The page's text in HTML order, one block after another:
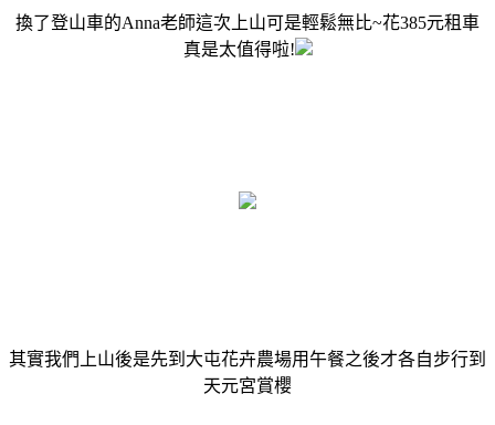
換了登山車的Anna老師這次上山可是輕鬆無比~花385元租車
真是太值得啦!
其實我們上山後是先到大屯花卉農場用午餐之後才各自步行到
天元宮賞櫻